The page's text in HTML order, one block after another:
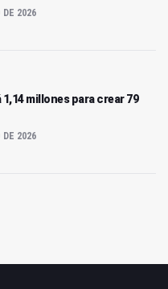
DE 2026
millones para crear 79
DE 2026